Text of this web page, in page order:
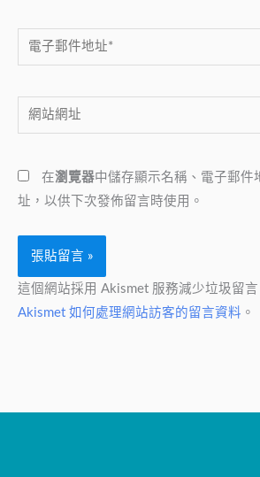
電
子
件
地
*
網
站
址
在瀏覽器中儲存顯示名稱、電子郵件
址，以供下次發佈留言時使用。
這個網站採用 Akismet 服務減少垃圾留言
Akismet 如何處理網站訪客的留言資料 。